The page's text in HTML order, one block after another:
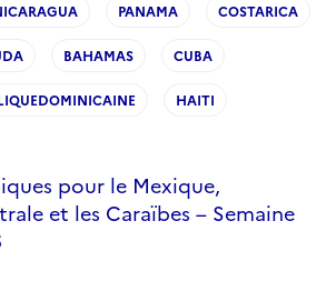
PANAMA COSTARICA
BAHAMAS CUBA
HAITI
pour le Mexique,
et les Caraïbes – Semaine